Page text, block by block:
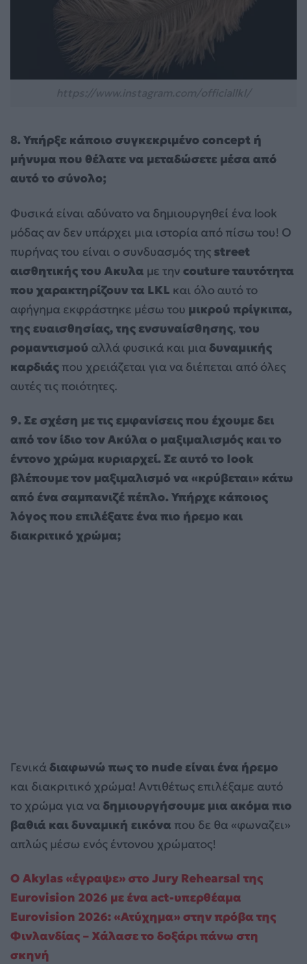
8. Υπήρξε κάποιο συγκεκριμένο concept ή
μήνυμα που θέλατε να μεταδώσετε μέσα από
αυτό το σύνολο;
Φυσικά είναι αδύνατο να δημιουργηθεί ένα look
μόδας αν δεν υπάρχει μια ιστορία από πίσω του! Ο
πυρήνας του είναι ο συνδυασμός της street
αισθητικής του Ακυλα με τηνcouture ταυτότητα
που χαρακτηρίζουν τα LKL και όλο αυτό το
αφήγημα εκφράστηκε μέσω του μικρού πρίγκιπα,
της ευαισθησίας, της ενσυναίσθησης, του
ρομαντισμού αλλά φυσικά και μιαδυναμικής
καρδιάς που χρειάζεται για να διέπεται από όλες
αυτές τις ποιότητες.
9. Σε σχέση με τις εμφανίσεις που έχουμε δει
από τον ίδιο τον Ακύλα ο μαξιμαλισμός και το
έντονο χρώμα κυριαρχεί. Σε αυτό το look
βλέπουμε τον μαξιμαλισμό να «κρύβεται» κάτω
από ένα σαμπανιζέ πέπλο. Υπήρχε κάποιος
λόγος που επιλέξατε ένα πιο ήρεμο και
διακριτικό χρώμα;
Γενικάδιαφωνώ πως το nude είναι ένα ήρεμο
και διακριτικό χρώμα! Αντιθέτως επιλέξαμε αυτό
το χρώμα για ναδημιουργήσουμε μια ακόμα πιο
βαθιά και δυναμική εικόνα που δε θα «φωναζει»
απλώς μέσω ενός έντονου χρώματος!
Ο Akylas «έγραψε» στο Jury Rehearsal της
Eurovision 2026 με ένα act-υπερθέαμα
Eurovision 2026: «Ατύχημα» στην πρόβα της
Φινλανδίας – Χάλασε το δοξάρι πάνω στη
σκηνή